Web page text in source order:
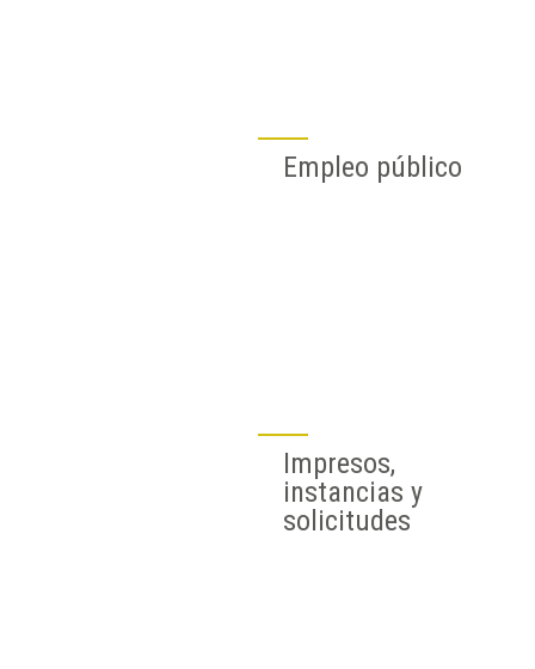
Empleo público
Impresos,
instancias y
solicitudes